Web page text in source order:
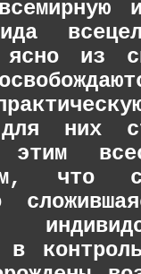
ясно из
них
этим
что
в